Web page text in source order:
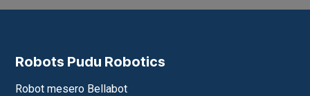
Robots Pudu Robotics
Robot mesero Bellabot